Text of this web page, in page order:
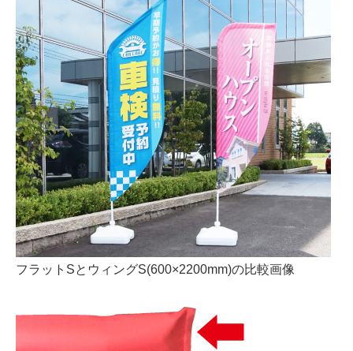
フラットSとウィングS(600×2200mm)の比較画像